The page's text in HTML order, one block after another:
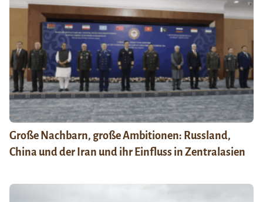
Große Nachbarn, große Ambitionen: Russland,
China und der Iran und ihr Einfluss in Zentralasien